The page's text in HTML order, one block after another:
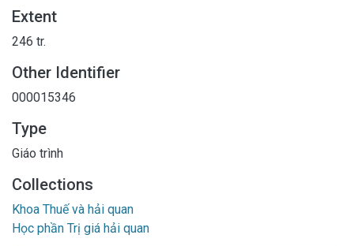
Extent
246 tr.
Other Identifier
000015346
Type
Giáo trình
Collections
Khoa Thuế và hải quan
Học phần Trị giá hải quan